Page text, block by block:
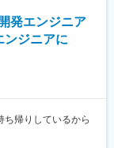
や、動く対象を一
れます。また当社
ことで、多くのお
国シェア2割を占め
発エンジニア
ジニアに
ち帰りしているから